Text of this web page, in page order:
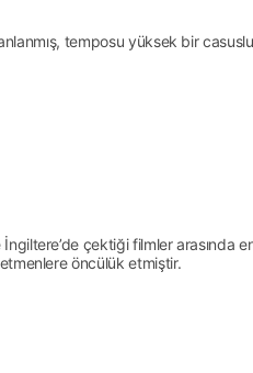
temposu yüksek bir
çektiği filmler arasında
öncülük etmiştir.